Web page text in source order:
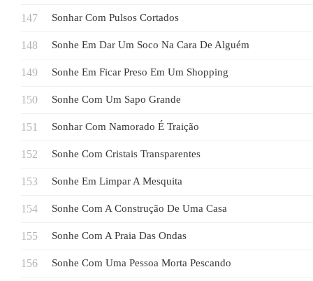
Sonhar Com Pulsos Cortados
Sonhe Em Dar Um Soco Na Cara De Alguém
Sonhe Em Ficar Preso Em Um Shopping
Sonhe Com Um Sapo Grande
Sonhar Com Namorado É Traição
Sonhe Com Cristais Transparentes
Sonhe Em Limpar A Mesquita
Sonhe Com A Construção De Uma Casa
Sonhe Com A Praia Das Ondas
Sonhe Com Uma Pessoa Morta Pescando